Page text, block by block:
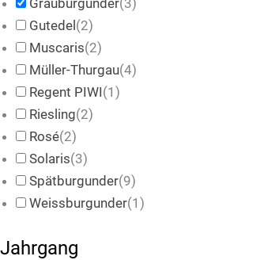
Gutedel(2)
Muscaris(2)
Müller-Thurgau(4)
Regent PIWI(1 )
Riesling(2)
Rosé(2)
Solaris(3)
Spätburgunder(9)
Weissburgunder(1 )
Jahrgang